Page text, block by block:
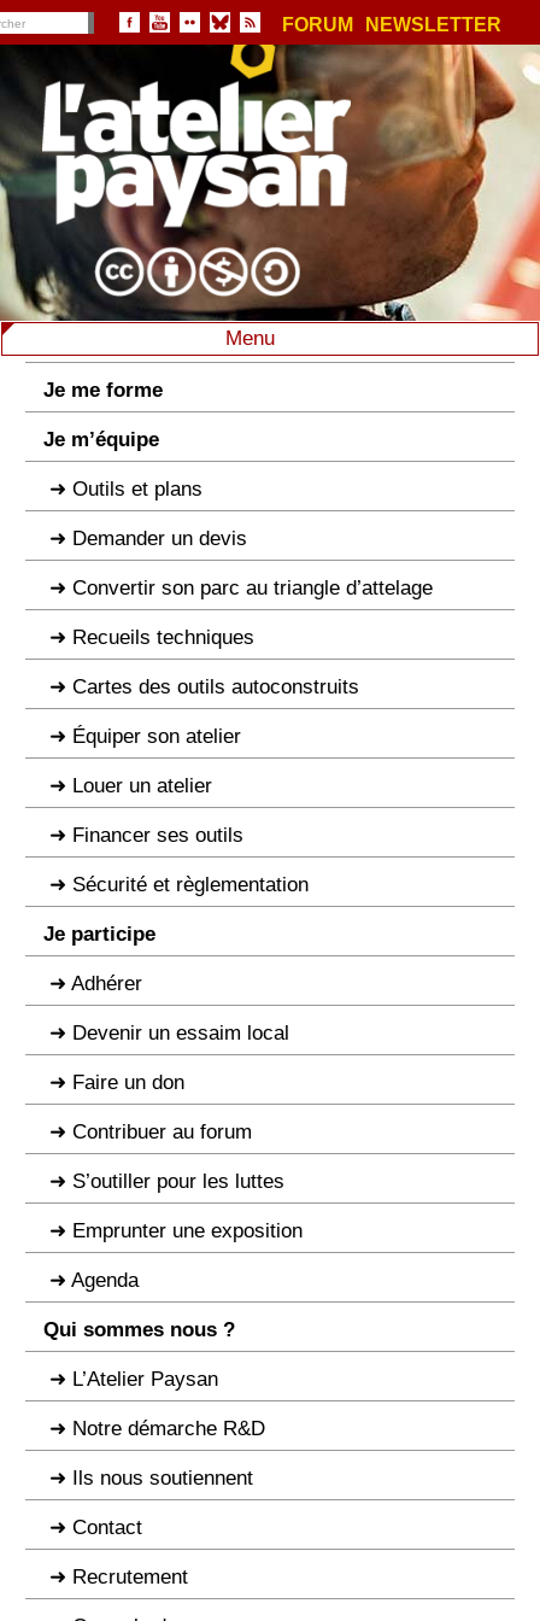
FORUM NEWSLETTER
Menu
Je me forme
Je m’équipe
Outils et plans
Demander un devis
Convertir son parc au triangle d’attelage
Recueils techniques
Cartes des outils autoconstruits
Équiper son atelier
Louer un atelier
Financer ses outils
Sécurité et règlementation
Je participe
Adhérer
Devenir un essaim local
Faire un don
Contribuer au forum
S’outiller pour les luttes
Emprunter une exposition
Agenda
Qui sommes nous ?
L’Atelier Paysan
Notre démarche R&D
Ils nous soutiennent
Contact
Recrutement